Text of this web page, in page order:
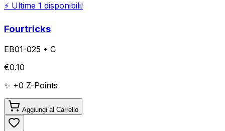
⚡ Ultime 1 disponibili!
Fourtricks
EB01-025 • C
€0.10
✨ +0 Z-Points
Aggiungi al Carrello